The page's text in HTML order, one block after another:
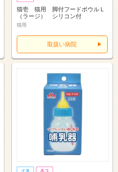
猫壱 猫用 脚付フードボウルＬ
（ラージ） シリコン付
猫用
取扱い病院